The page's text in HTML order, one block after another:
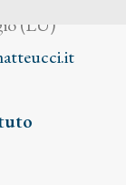
(LU)